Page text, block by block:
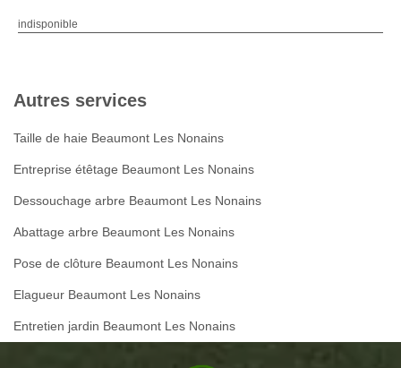
indisponible
Autres services
Taille de haie Beaumont Les Nonains
Entreprise étêtage Beaumont Les Nonains
Dessouchage arbre Beaumont Les Nonains
Abattage arbre Beaumont Les Nonains
Pose de clôture Beaumont Les Nonains
Elagueur Beaumont Les Nonains
Entretien jardin Beaumont Les Nonains